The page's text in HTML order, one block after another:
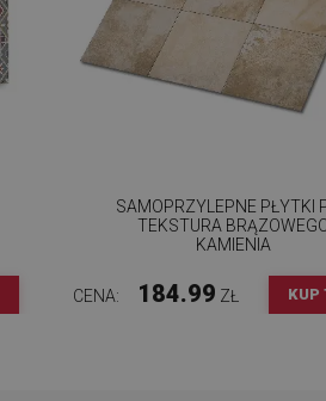
SAMOPRZYLEPNE PŁYTKI
TEKSTURA
KAMIENIA
CENA: 184.99 ZŁ KUP